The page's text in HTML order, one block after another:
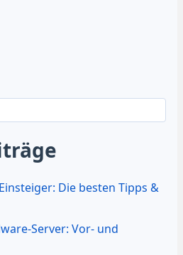
Die besten Tipps &
Server: Vor- und